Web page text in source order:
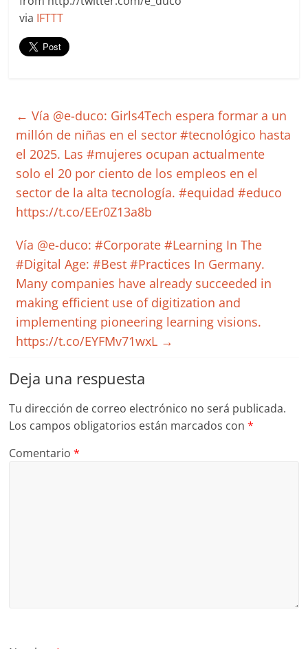
via IFTTT
← Vía @e-duco: Girls4Tech espera formar a un
millón de niñas en el sector #tecnológico hasta
el 2025. Las #mujeres ocupan actualmente
solo el 20 por ciento de los empleos en el
sector de la alta tecnología. #equidad #educo
https://t.co/EEr0Z13a8b
Vía @e-duco: #Corporate #Learning In The
#Digital Age: #Best #Practices In Germany.
Many companies have already succeeded in
making efficient use of digitization and
implementing pioneering learning visions.
https://t.co/EYFMv71wxL →
Deja una respuesta
Tu dirección de correo electrónico no será publicada.
Los campos obligatorios están marcados con*
Comentario*